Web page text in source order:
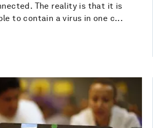
The reality is that it is
to contain a virus in one c...